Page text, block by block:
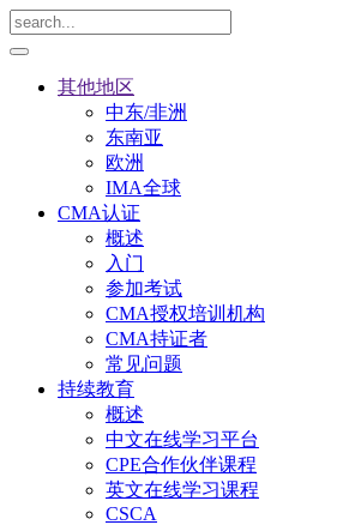
其他地区
中东/非洲
东南亚
欧洲
IMA全球
CMA认证
概述
入门
参加考试
CMA授权培训机构
CMA持证者
常见问题
持续教育
概述
中文在线学习平台
CPE合作伙伴课程
英文在线学习课程
CSCA